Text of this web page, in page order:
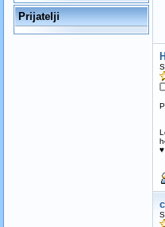
Prijatelji
♥